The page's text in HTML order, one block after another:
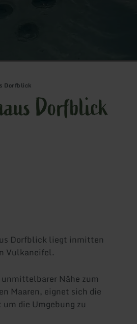
Dorfblick
Dorfblick
Dorfblick liegt inmitten
Vulkaneifel.
Nähe zum
Maaren, eignet sich die
die Umgebung zu